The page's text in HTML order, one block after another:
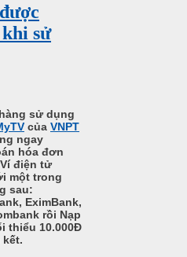
sử
sử dụng
của VNPT
ngay
hóa đơn
điện tử
một trong
sau:
EximBank,
rồi Nạp
thiểu 10.000Đ